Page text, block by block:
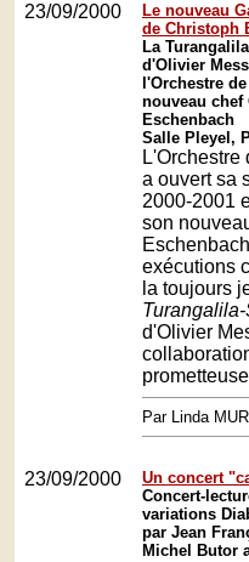
23/09/2000
Le nouveau
de Christoph
La
d'Olivier
l'Orchestre
nouveau chef
Eschenbach
Salle Pleyel,
L'Orchestre
a ouvert sa
2000-2001
son
exécutions
la toujours
d'Olivier
Par Linda
23/09/2000
Un concert
Concert-
variations
par Jean
Michel Butor